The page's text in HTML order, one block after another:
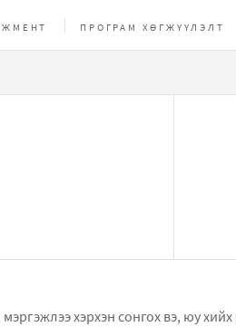
ПРОГРАМ ХӨГЖҮҮЛЭЛТ
хэрхэн сонгох вэ, юу хийх